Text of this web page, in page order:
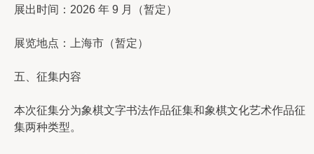
展出时间：2026 年 9 月（暂定）
展览地点：上海市（暂定）
五、征集内容
本次征集分为象棋文字书法作品征集和象棋文化艺术作品征
集两种类型。